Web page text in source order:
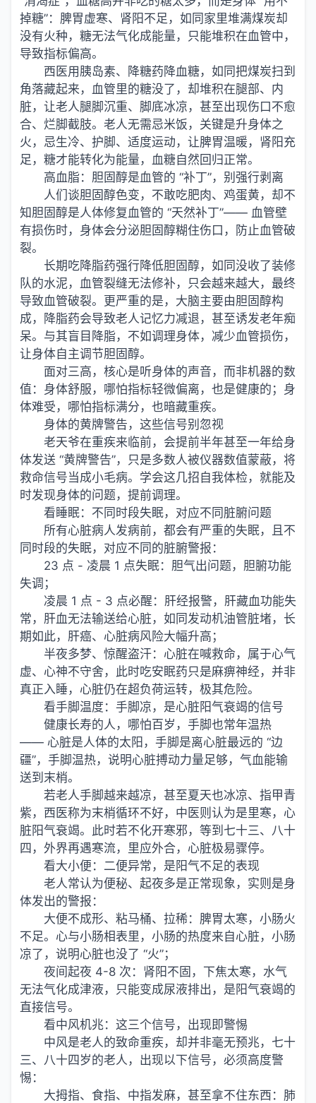
掉糖”：脾胃虚寒、肾阳不足，如同家里堆满煤炭却
没有火种，糖无法气化成能量，只能堆积在血管中，
导致指标偏高。
西医用胰岛素、降糖药降血糖，如同把煤炭扫到
角落藏起来，血管里的糖没了，却堆积在腿部、内
脏，让老人腿脚沉重、脚底冰凉，甚至出现伤口不愈
合、烂脚截肢。老人无需忌米饭，关键是升身体之
火，忌生冷、护脚、适度运动，让脾胃温暖，肾阳充
足，糖才能转化为能量，血糖自然回归正常。
高血脂：胆固醇是血管的 “补丁”，别强行剥离
人们谈胆固醇色变，不敢吃肥肉、鸡蛋黄，却不
知胆固醇是人体修复血管的 “天然补丁”—— 血管壁
有损伤时，身体会分泌胆固醇糊住伤口，防止血管破
裂。
长期吃降脂药强行降低胆固醇，如同没收了装修
队的水泥，血管裂缝无法修补，只会越来越大，最终
导致血管破裂。更严重的是，大脑主要由胆固醇构
成，降脂药会导致老人记忆力减退，甚至诱发老年痴
呆。与其盲目降脂，不如调理身体，减少血管损伤，
让身体自主调节胆固醇。
面对三高，核心是听身体的声音，而非机器的数
值：身体舒服，哪怕指标轻微偏离，也是健康的；身
体难受，哪怕指标满分，也暗藏重疾。
身体的黄牌警告，这些信号别忽视
老天爷在重疾来临前，会提前半年甚至一年给身
体发送 “黄牌警告”，只是多数人被仪器数值蒙蔽，将
救命信号当成小毛病。学会这几招自我体检，就能及
时发现身体的问题，提前调理。
看睡眠：不同时段失眠，对应不同脏腑问题
所有心脏病人发病前，都会有严重的失眠，且不
同时段的失眠，对应不同的脏腑警报：
23 点 - 凌晨 1 点失眠：胆气出问题，胆腑功能
失调；
凌晨 1 点 - 3 点必醒：肝经报警，肝藏血功能失
常，肝血无法输送给心脏，如同发动机油管脏堵，长
期如此，肝癌、心脏病风险大幅升高；
半夜多梦、惊醒盗汗：心脏在喊救命，属于心气
虚、心神不守舍，此时吃安眠药只是麻痹神经，并非
真正入睡，心脏仍在超负荷运转，极其危险。
看手脚温度：手脚凉，是心脏阳气衰竭的信号
健康长寿的人，哪怕百岁，手脚也常年温热
—— 心脏是人体的太阳，手脚是离心脏最远的 “边
疆”，手脚温热，说明心脏搏动力量足够，气血能输
送到末梢。
若老人手脚越来越凉，甚至夏天也冰凉、指甲青
紫，西医称为末梢循环不好，中医则认为是里寒，心
脏阳气衰竭。此时若不化开寒邪，等到七十三、八十
四，外界再遇寒流，里应外合，心脏极易骤停。
看大小便：二便异常，是阳气不足的表现
老人常认为便秘、起夜多是正常现象，实则是身
体发出的警报：
大便不成形、粘马桶、拉稀：脾胃太寒，小肠火
不足。心与小肠相表里，小肠的热度来自心脏，小肠
凉了，说明心脏也没了 “火”；
夜间起夜 4-8 次：肾阳不固，下焦太寒，水气
无法气化成津液，只能变成尿液排出，是阳气衰竭的
直接信号。
看中风机兆：这三个信号，出现即警惕
中风是老人的致命重疾，却并非毫无预兆，七十
三、八十四岁的老人，出现以下信号，必须高度警
惕：
大拇指、食指、中指发麻，甚至拿不住东西：肺